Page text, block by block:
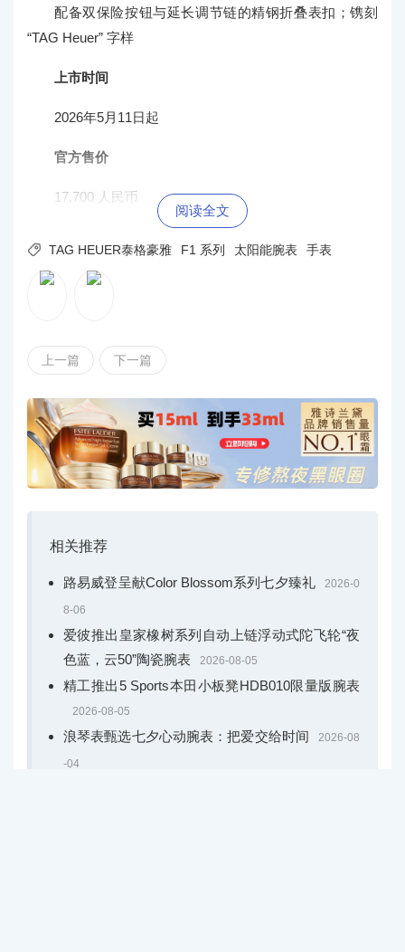
配备双保险按钮与延长调节链的精钢折叠表扣；镌刻
“TAG Heuer” 字样
上市时间
2026年5月11日起
官方售价
17,700 人民币
阅读全文
 TAG HEUER泰格豪雅 F1 系列 太阳能腕表 手表
上一篇 下一篇
相关推荐
路易威登呈献Color Blossom系列七夕臻礼 2026-0
8-06
爱彼推出皇家橡树系列自动上链浮动式陀飞轮“夜
色蓝，云50”陶瓷腕表
2026-08-05
精工推出5 Sports本田小板凳HDB010限量版腕表
2026-08-05
浪琴表甄选七夕心动腕表：把爱交给时间 2026-08
-04